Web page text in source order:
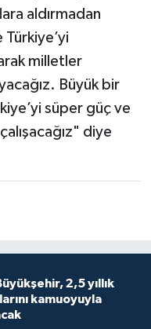
aldırmadan
milletler
Büyük bir
süper güç ve
diye
2,5 yıllık
kamuoyuyla